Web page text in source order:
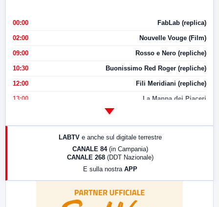
00:00 FabLab (replica)
02:00 Nouvelle Vouge (Film)
09:00 Rosso e Nero (repliche)
10:30 Buonissimo Red Roger (repliche)
12:00 Fili Meridiani (repliche)
13:00 La Mappa dei Piaceri
LABTV e anche sul digitale terrestre
CANALE 84 (in Campania)
CANALE 268 (DDT Nazionale)
E sulla nostra APP